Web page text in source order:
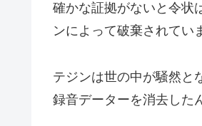
確かな証拠がないと令状
ンによって破棄されてい
テジンは世の中が騒然と
録音データーを消去した